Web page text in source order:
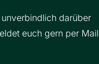
darüber
euch gern per Mail